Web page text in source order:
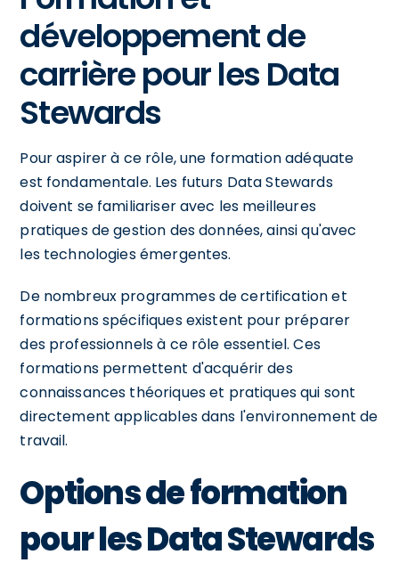
développement de
carrière pour les Data
Stewards
Pour aspirer à ce rôle, une formation adéquate
est fondamentale. Les futurs Data Stewards
doivent se familiariser avec les meilleures
pratiques de gestion des données, ainsi qu'avec
les technologies émergentes.
De nombreux programmes de certification et
formations spécifiques existent pour préparer
des professionnels à ce rôle essentiel. Ces
formations permettent d'acquérir des
connaissances théoriques et pratiques qui sont
directement applicables dans l'environnement de
travail.
Options de formation
pour les Data Stewards